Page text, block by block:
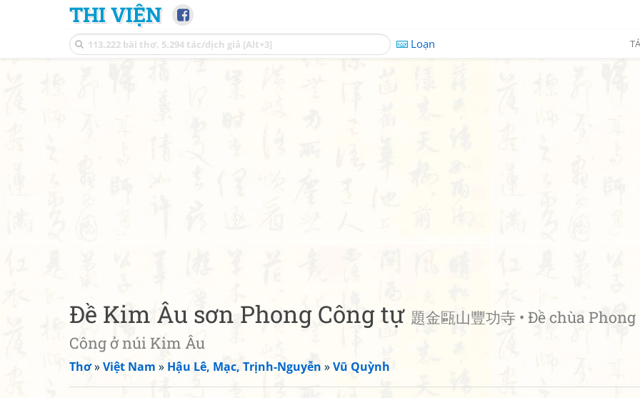
THI VIỆN
Loạn
Đề Kim Âu sơn Phong Công tự 題金甌山豐功寺 • Đề chùa Phong
Công ở núi Kim Âu
Thơ»Việt Nam » Hậu Lê, Mạc, Trịnh-Nguyễn »Vũ Quỳnh